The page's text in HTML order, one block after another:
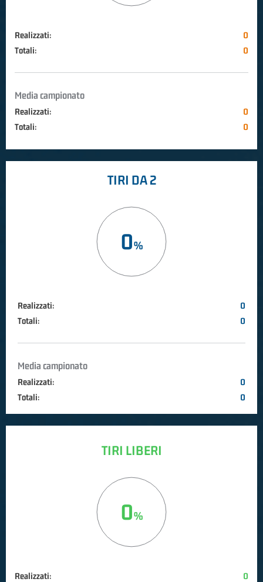
Realizzati:
0
Totali:
0
Media campionato
Realizzati:
0
Totali:
0
TIRI DA 2
0
Realizzati:
0
Totali:
0
Media campionato
Realizzati:
0
Totali:
0
TIRI LIBERI
0
Realizzati:
0